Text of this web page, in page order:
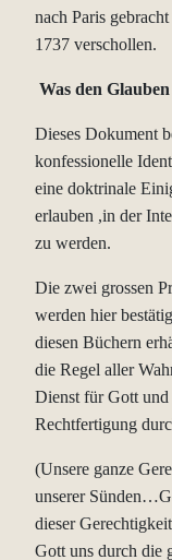
nach Paris
1737 verschollen.
Was den
Dieses Dokument
konfessionelle
eine doktrinale
erlauben ,in der
zu werden.
Die zwei grossen
werden hier
diesen Büchern
die Regel aller
Dienst für Gott
Rechtfertigung
(Unsere ganze
unserer
dieser
Gott uns durch die